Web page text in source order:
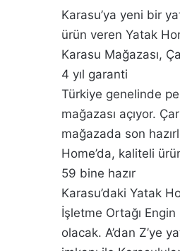
Karasu’ya yeni bir
ürün veren Yatak
Karasu Mağazası,
4 yıl garanti
Türkiye genelinde
mağazası açıyor.
mağazada son
Home’da, kaliteli
59 bine hazır
Karasu’daki Yatak
İşletme Ortağı Engin
olacak. A’dan Z’ye